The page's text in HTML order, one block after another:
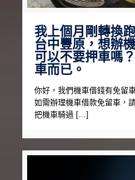
我上個月剛轉換
台中豐原，想辦
可以不要押車嗎
車而已。
你好，我們機車借錢有免留
如需辦理機車借款免留車，
把機車騎過 […]